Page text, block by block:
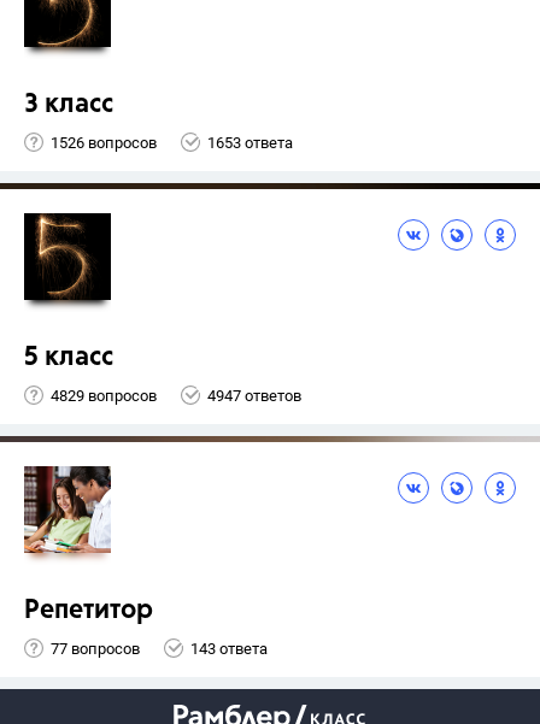
3 класс
1526 вопросов 1653 ответа
5 класс
4829 вопросов 4947 ответов
Репетитор
77 вопросов 143 ответа